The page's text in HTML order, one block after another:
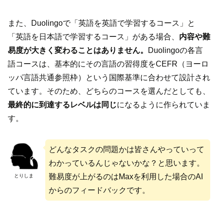
また、Duolingoで「英語を英語で学習するコース」と
「英語を日本語で学習するコース」がある場合、 内容や難
易度が大きく変わることはありません。
Duolingoの各言
語コースは、基本的にその言語の習得度をCEFR（ヨーロ
ッパ言語共通参照枠）という国際基準に合わせて設計され
ています。そのため、どちらのコースを選んだとしても、
最終的に到達するレベルは同じになるように作られていま
す。
とりしま
どんなタスクの問題かは皆さんやっていって
わかっているんじゃないかな？と思います。
難易度が上がるのはMaxを利用した場合のAI
からのフィードバックです。